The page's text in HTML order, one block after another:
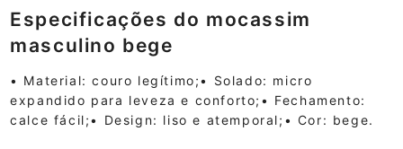
Especificações do mocassim
masculino bege
• Material: couro legítimo;• Solado: micro
expandido para leveza e conforto;• Fechamento:
calce fácil;• Design: liso e atemporal;• Cor: bege.